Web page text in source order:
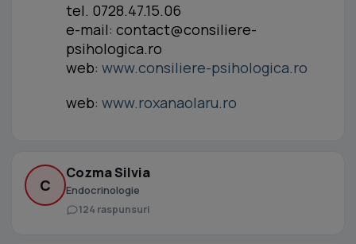
tel. 0728.47.15.06
e-mail: contact@consiliere-
psihologica.ro
web: www.consiliere-psihologica.ro
web: www.roxanaolaru.ro
C
Cozma Silvia
Endocrinologie
124 raspunsuri